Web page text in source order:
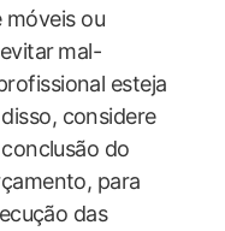
ou
⁢mal-
esteja⁤
considere
do
para
das